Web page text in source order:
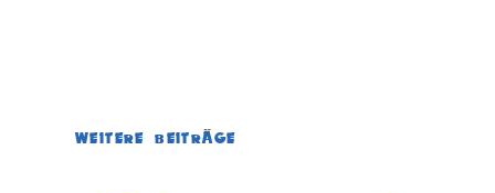
WEITERE BEITRÄGE